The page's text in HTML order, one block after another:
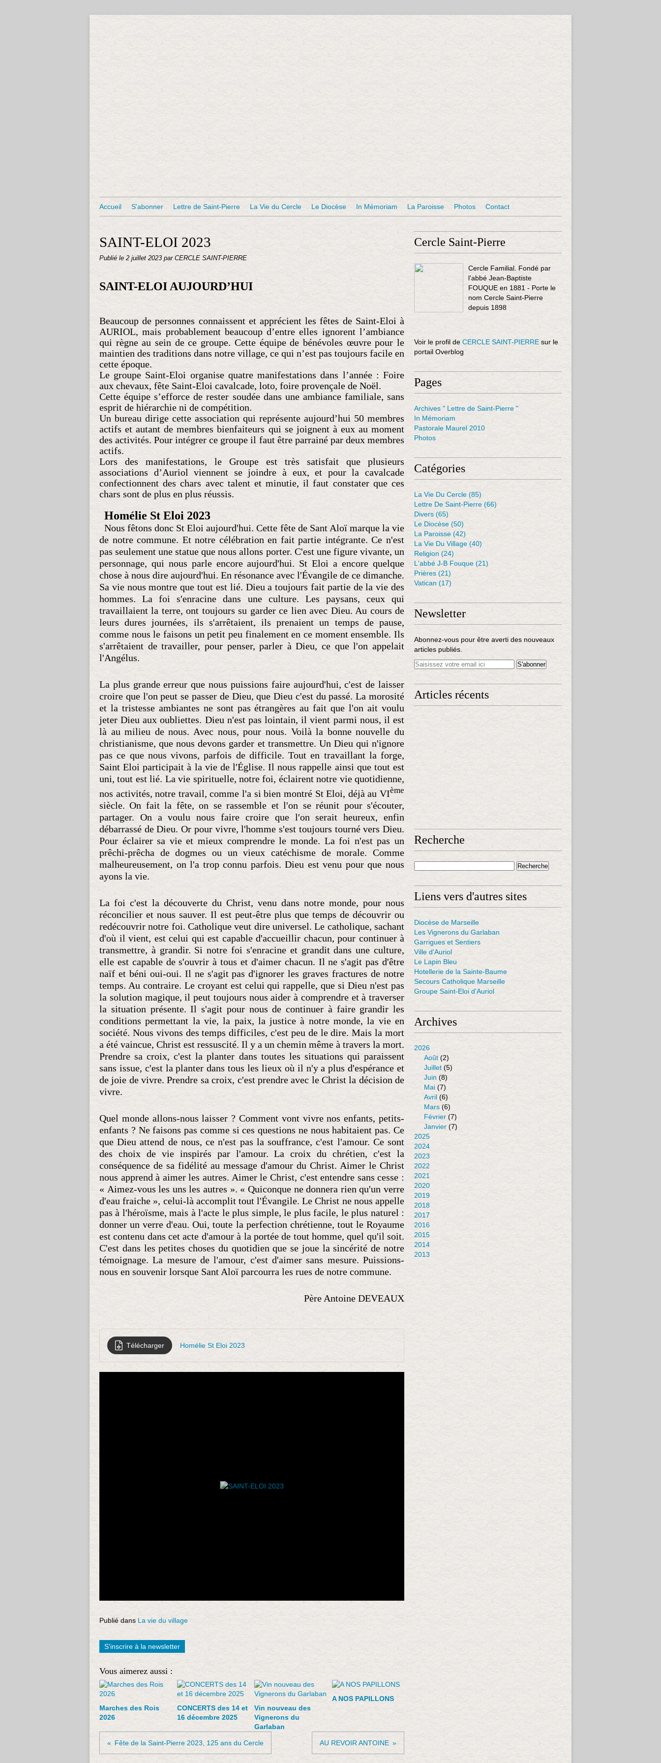
Accueil S'abonner Lettre de Saint-Pierre La Vie du Cercle Le Diocèse In Mémoriam La Paroisse Photos Contact
SAINT-ELOI 2023
Publié le 2 juillet 2023 par CERCLE SAINT-PIERRE
SAINT-ELOI AUJOURD’HUI
Beaucoup de personnes connaissent et apprécient les fêtes de Saint-Eloi à
AURIOL, mais probablement beaucoup d’entre elles ignorent l’ambiance
qui règne au sein de ce groupe. Cette équipe de bénévoles œuvre pour le
maintien des traditions dans notre village, ce qui n’est pas toujours facile en
cette époque.
Le groupe Saint-Eloi organise quatre manifestations dans l’année : Foire
aux chevaux, fête Saint-Eloi cavalcade, loto, foire provençale de Noël.
Cette équipe s’efforce de rester soudée dans une ambiance familiale, sans
esprit de hiérarchie ni de compétition.
Un bureau dirige cette association qui représente aujourd’hui 50 membres
actifs et autant de membres bienfaiteurs qui se joignent à eux au moment
des activités. Pour intégrer ce groupe il faut être parrainé par deux membres
actifs.
Lors des manifestations, le Groupe est très satisfait que plusieurs
associations d’Auriol viennent se joindre à eux, et pour la cavalcade
confectionnent des chars avec talent et minutie, il faut constater que ces
chars sont de plus en plus réussis.
Homélie St Eloi 2023
Nous fêtons donc St Eloi aujourd'hui. Cette fête de Sant Aloï marque la vie
de notre commune. Et notre célébration en fait partie intégrante. Ce n'est
pas seulement une statue que nous allons porter. C'est une figure vivante, un
personnage, qui nous parle encore aujourd'hui. St Eloi a encore quelque
chose à nous dire aujourd'hui. En résonance avec l'Évangile de ce dimanche.
Sa vie nous montre que tout est lié. Dieu a toujours fait partie de la vie des
hommes. La foi s'enracine dans une culture. Les paysans, ceux qui
travaillaient la terre, ont toujours su garder ce lien avec Dieu. Au cours de
leurs dures journées, ils s'arrêtaient, ils prenaient un temps de pause,
comme nous le faisons un petit peu finalement en ce moment ensemble. Ils
s'arrêtaient de travailler, pour penser, parler à Dieu, ce que l'on appelait
l'Angélus.
La plus grande erreur que nous puissions faire aujourd'hui, c'est de laisser
croire que l'on peut se passer de Dieu, que Dieu c'est du passé. La morosité
et la tristesse ambiantes ne sont pas étrangères au fait que l'on ait voulu
jeter Dieu aux oubliettes. Dieu n'est pas lointain, il vient parmi nous, il est
là au milieu de nous. Avec nous, pour nous. Voilà la bonne nouvelle du
christianisme, que nous devons garder et transmettre. Un Dieu qui n'ignore
pas ce que nous vivons, parfois de difficile. Tout en travaillant la forge,
Saint Eloi participait à la vie de l'Église. Il nous rappelle ainsi que tout est
uni, tout est lié. La vie spirituelle, notre foi, éclairent notre vie quotidienne,
nos activités, notre travail, comme l'a si bien montré St Eloi, déjà au VIème
siècle. On fait la fête, on se rassemble et l'on se réunit pour s'écouter,
partager. On a voulu nous faire croire que l'on serait heureux, enfin
débarrassé de Dieu. Or pour vivre, l'homme s'est toujours tourné vers Dieu.
Pour éclairer sa vie et mieux comprendre le monde. La foi n'est pas un
prêchi-prêcha de dogmes ou un vieux catéchisme de morale. Comme
malheureusement, on l'a trop connu parfois. Dieu est venu pour que nous
ayons la vie.
La foi c'est la découverte du Christ, venu dans notre monde, pour nous
réconcilier et nous sauver. Il est peut-être plus que temps de découvrir ou
redécouvrir notre foi. Catholique veut dire universel. Le catholique, sachant
d'où il vient, est celui qui est capable d'accueillir chacun, pour continuer à
transmettre, à grandir. Si notre foi s'enracine et grandit dans une culture,
elle est capable de s'ouvrir à tous et d'aimer chacun. Il ne s'agit pas d'être
naïf et béni oui-oui. Il ne s'agit pas d'ignorer les graves fractures de notre
temps. Au contraire. Le croyant est celui qui rappelle, que si Dieu n'est pas
la solution magique, il peut toujours nous aider à comprendre et à traverser
la situation présente. Il s'agit pour nous de continuer à faire grandir les
conditions permettant la vie, la paix, la justice à notre monde, la vie en
société. Nous vivons des temps difficiles, c'est peu de le dire. Mais la mort
a été vaincue, Christ est ressuscité. Il y a un chemin même à travers la mort.
Prendre sa croix, c'est la planter dans toutes les situations qui paraissent
sans issue, c'est la planter dans tous les lieux où il n'y a plus d'espérance et
de joie de vivre. Prendre sa croix, c'est prendre avec le Christ la décision de
vivre.
Quel monde allons-nous laisser ? Comment vont vivre nos enfants, petits-
enfants ? Ne faisons pas comme si ces questions ne nous habitaient pas. Ce
que Dieu attend de nous, ce n'est pas la souffrance, c'est l'amour. Ce sont
des choix de vie inspirés par l'amour. La croix du chrétien, c'est la
conséquence de sa fidélité au message d'amour du Christ. Aimer le Christ
nous apprend à aimer les autres. Aimer le Christ, c'est entendre sans cesse :
« Aimez-vous les uns les autres ». « Quiconque ne donnera rien qu'un verre
d'eau fraiche », celui-là accomplit tout l'Évangile. Le Christ ne nous appelle
pas à l'héroïsme, mais à l'acte le plus simple, le plus facile, le plus naturel :
donner un verre d'eau. Oui, toute la perfection chrétienne, tout le Royaume
est contenu dans cet acte d'amour à la portée de tout homme, quel qu'il soit.
C'est dans les petites choses du quotidien que se joue la sincérité de notre
témoignage. La mesure de l'amour, c'est d'aimer sans mesure. Puissions-
nous en souvenir lorsque Sant Aloï parcourra les rues de notre commune.
Père Antoine DEVEAUX
Télécharger Homélie St Eloi 2023
Publié dans La vie du village
S'inscrire à la newsletter
Vous aimerez aussi :
Marches des Rois
2026
CONCERTS des 14 et
16 décembre 2025
Vin nouveau des
Vignerons du
Garlaban
A NOS PAPILLONS
Fête de la Saint-Pierre 2023, 125 ans du Cercle AU REVOIR ANTOINE
Cercle Saint-Pierre
Cercle Familial. Fondé par
l'abbé Jean-Baptiste
FOUQUE en 1881 - Porte le
nom Cercle Saint-Pierre
depuis 1898
Voir le profil de CERCLE SAINT-PIERRE sur le
portail Overblog
Pages
Archives " Lettre de Saint-Pierre "
In Mémoriam
Pastorale Maurel 2010
Photos
Catégories
La Vie Du Cercle (85)
Lettre De Saint-Pierre (66)
Divers (65)
Le Diocèse (50)
La Paroisse (42)
La Vie Du Village (40)
Religion (24)
L'abbé J-B Fouque (21)
Prières (21)
Vatican (17)
Newsletter
Abonnez-vous pour être averti des nouveaux
articles publiés.
Articles récents
Recherche
Liens vers d'autres sites
Diocèse de Marseille
Les Vignerons du Garlaban
Garrigues et Sentiers
Ville d'Auriol
Le Lapin Bleu
Hotellerie de la Sainte-Baume
Secours Catholique Marseille
Groupe Saint-Eloi d'Auriol
Archives
2026
Août (2)
Juillet (5)
Juin (8)
Mai (7)
Avril (6)
Mars (6)
Février (7)
Janvier (7)
2025
2024
2023
2022
2021
2020
2019
2018
2017
2016
2015
2014
2013